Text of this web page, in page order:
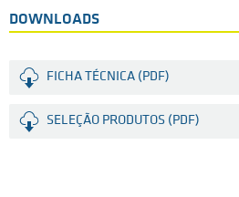
DOWNLOADS
FICHA TÉCNICA (PDF)
SELEÇÃO PRODUTOS (PDF)